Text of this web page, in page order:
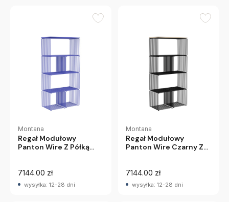
Montana
Regał Modułowy
Panton Wire Z Półką
7144.00 zł
wysyłka: 12-28 dni
Montana
Regał Modułowy
Panton Wire Czarny Z
7144.00 zł
wysyłka: 12-28 dni